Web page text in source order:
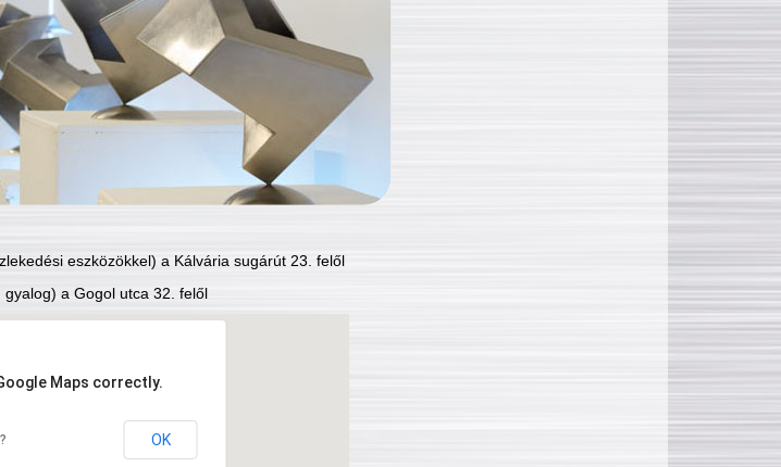
eszközökkel) a Kálvária sugárút 23. felől
a Gogol utca 32. felől
Maps correctly.
OK